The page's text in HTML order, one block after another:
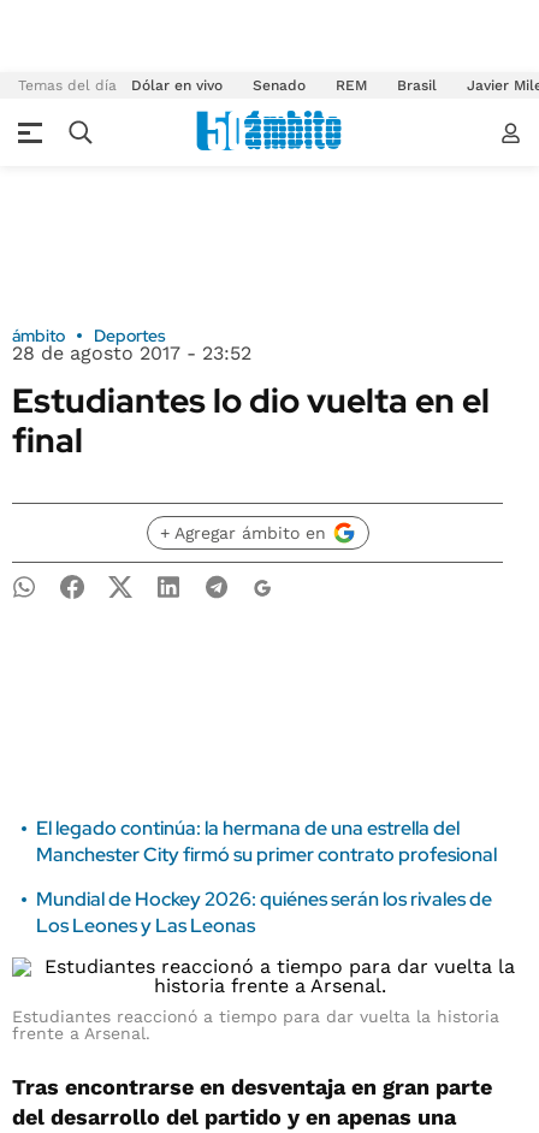
Temas del día Dólar en vivo Senado REM Brasil Javier
ámbito Deportes
28 de agosto 2017 - 23:52
Estudiantes lo dio vuelta en el
final
+ Agregar ámbito en
El legado continúa: la hermana de una estrella del
Manchester City firmó su primer contrato profesional
Mundial de Hockey 2026: quiénes serán los rivales de
Los Leones y Las Leonas
Estudiantes reaccionó a tiempo para dar vuelta la historia
frente a Arsenal.
Tras encontrarse en desventaja en gran parte
del desarrollo del partido y en apenas una